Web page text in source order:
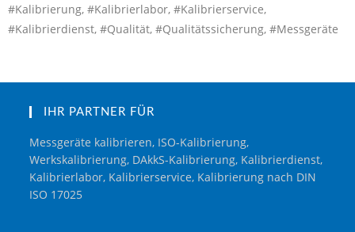
#Kalibrierung, #Kalibrierlabor, #Kalibrierservice,
#Kalibrierdienst, #Qualität, #Qualitätssicherung, #Messgeräte
IHR PARTNER FÜR
Messgeräte kalibrieren, ISO-Kalibrierung,
Werkskalibrierung, DAkkS-Kalibrierung, Kalibrierdienst,
Kalibrierlabor, Kalibrierservice, Kalibrierung nach DIN
ISO 17025